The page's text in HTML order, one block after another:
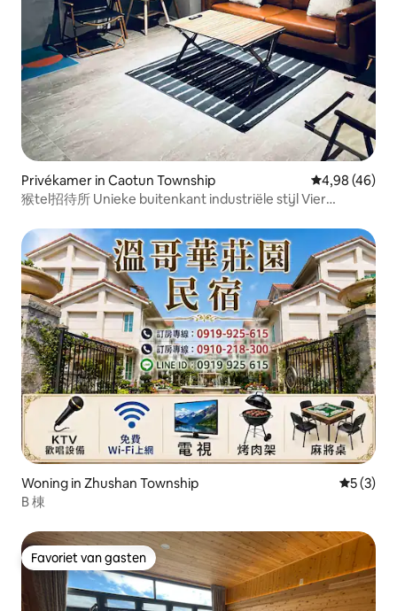
Privékamer in Caotun Township Gemiddelde
4,98 (46)
猴tel招待所 Unieke buitenkant industriële stijl Vier
Ontzettend mooi uitzicht Eigen keuken Vriendelijke
omgeving Gezellig gelachen
Woning in Zhushan Township
5 (3)
B 棟
Favoriet van gasten
Favoriet van gasten